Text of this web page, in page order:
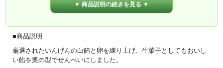
▼ 商品説明の続きを見る ▼
■商品説明
厳選されたいんげんの白餡と卵を練り上げ、生菓子としてもおいし
い餡を栗の型でせんべいにしました。